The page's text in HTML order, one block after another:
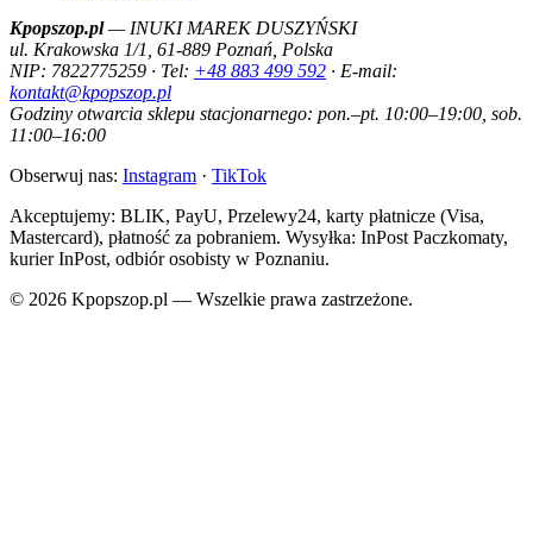
Kpopszop.pl— INUKI MAREK DUSZYŃSKI
ul. Krakowska 1/1, 61-889 Poznań, Polska
NIP: 7822775259 · Tel: +48 883 499 592 · E-mail:
kontakt@kpopszop.pl
Godziny otwarcia sklepu stacjonarnego: pon.–pt. 10:00–19:00, sob.
11:00–16:00
Obserwuj nas: Instagram · TikTok
Akceptujemy: BLIK, PayU, Przelewy24, karty płatnicze (Visa,
Mastercard), płatność za pobraniem. Wysyłka: InPost Paczkomaty,
kurier InPost, odbiór osobisty w Poznaniu.
© 2026 Kpopszop.pl — Wszelkie prawa zastrzeżone.